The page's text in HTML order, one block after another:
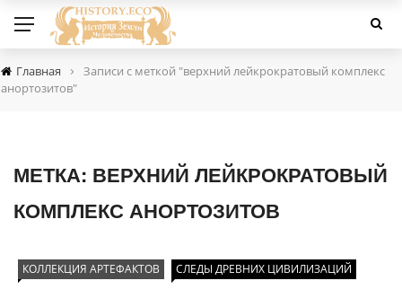
Главная ›
Записи с меткой "верхний лейкрократовый комплекс
анортозитов"
МЕТКА: ВЕРХНИЙ ЛЕЙКРОКРАТОВЫЙ
КОМПЛЕКС АНОРТОЗИТОВ
КОЛЛЕКЦИЯ АРТЕФАКТОВ СЛЕДЫ ДРЕВНИХ ЦИВИЛИЗАЦИЙ